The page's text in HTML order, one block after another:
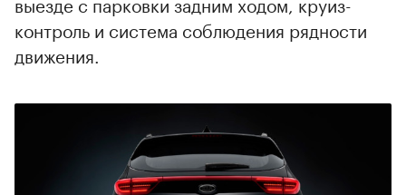
контроль и система соблюдения рядности
движения.